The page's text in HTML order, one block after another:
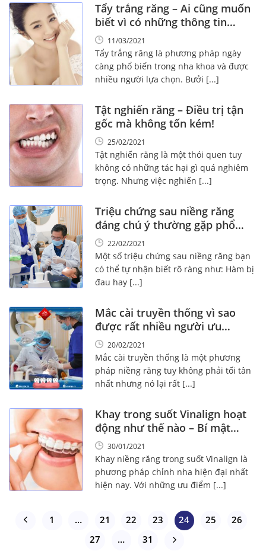
Tẩy trắng răng – Ai cũng muốn
biết vì có những thông tin
“nóng” này!
11/03/2021
Tẩy trắng răng là phương pháp ngày
càng phổ biến trong nha khoa và được
nhiều người lựa chọn. Bưởi [...]
Tật nghiến răng – Điều trị tận
gốc mà không tốn kém!
25/02/2021
Tật nghiến răng là một thói quen tuy
không có những tác hại gì quá nghiêm
trọng. Nhưng việc nghiến [...]
Triệu chứng sau niềng răng
đáng chú ý thường gặp phổ
biến!22/02/2021
Một số triệu chứng sau niềng răng bạn
có thể tự nhận biết rõ ràng như: Hàm bị
đau hay [...]
Mắc cài truyền thống vì sao
được rất nhiều người ưu
chuộng!
20/02/2021
Mắc cài truyền thống là một phương
pháp niềng răng tuy không phải tối tân
nhất nhưng nó lại rất [...]
Khay trong suốt Vinalign hoạt
động như thế nào – Bí mật
đáng kinh ngạc
30/01/2021
Khay niềng răng trong suốt Vinalign là
phương pháp chỉnh nha hiện đại nhất
hiện nay. Với những ưu điểm [...]
1 … 21 22 23 24 25
26
27
… 31